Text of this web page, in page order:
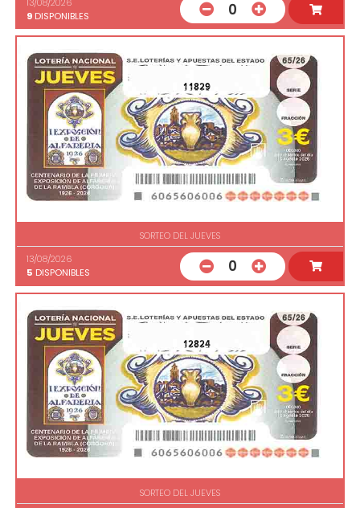
9 DISPONIBLES 0
11829
SORTEO DEL JUEVES
13/08/2026
5 DISPONIBLES 0
12824
SORTEO DEL JUEVES